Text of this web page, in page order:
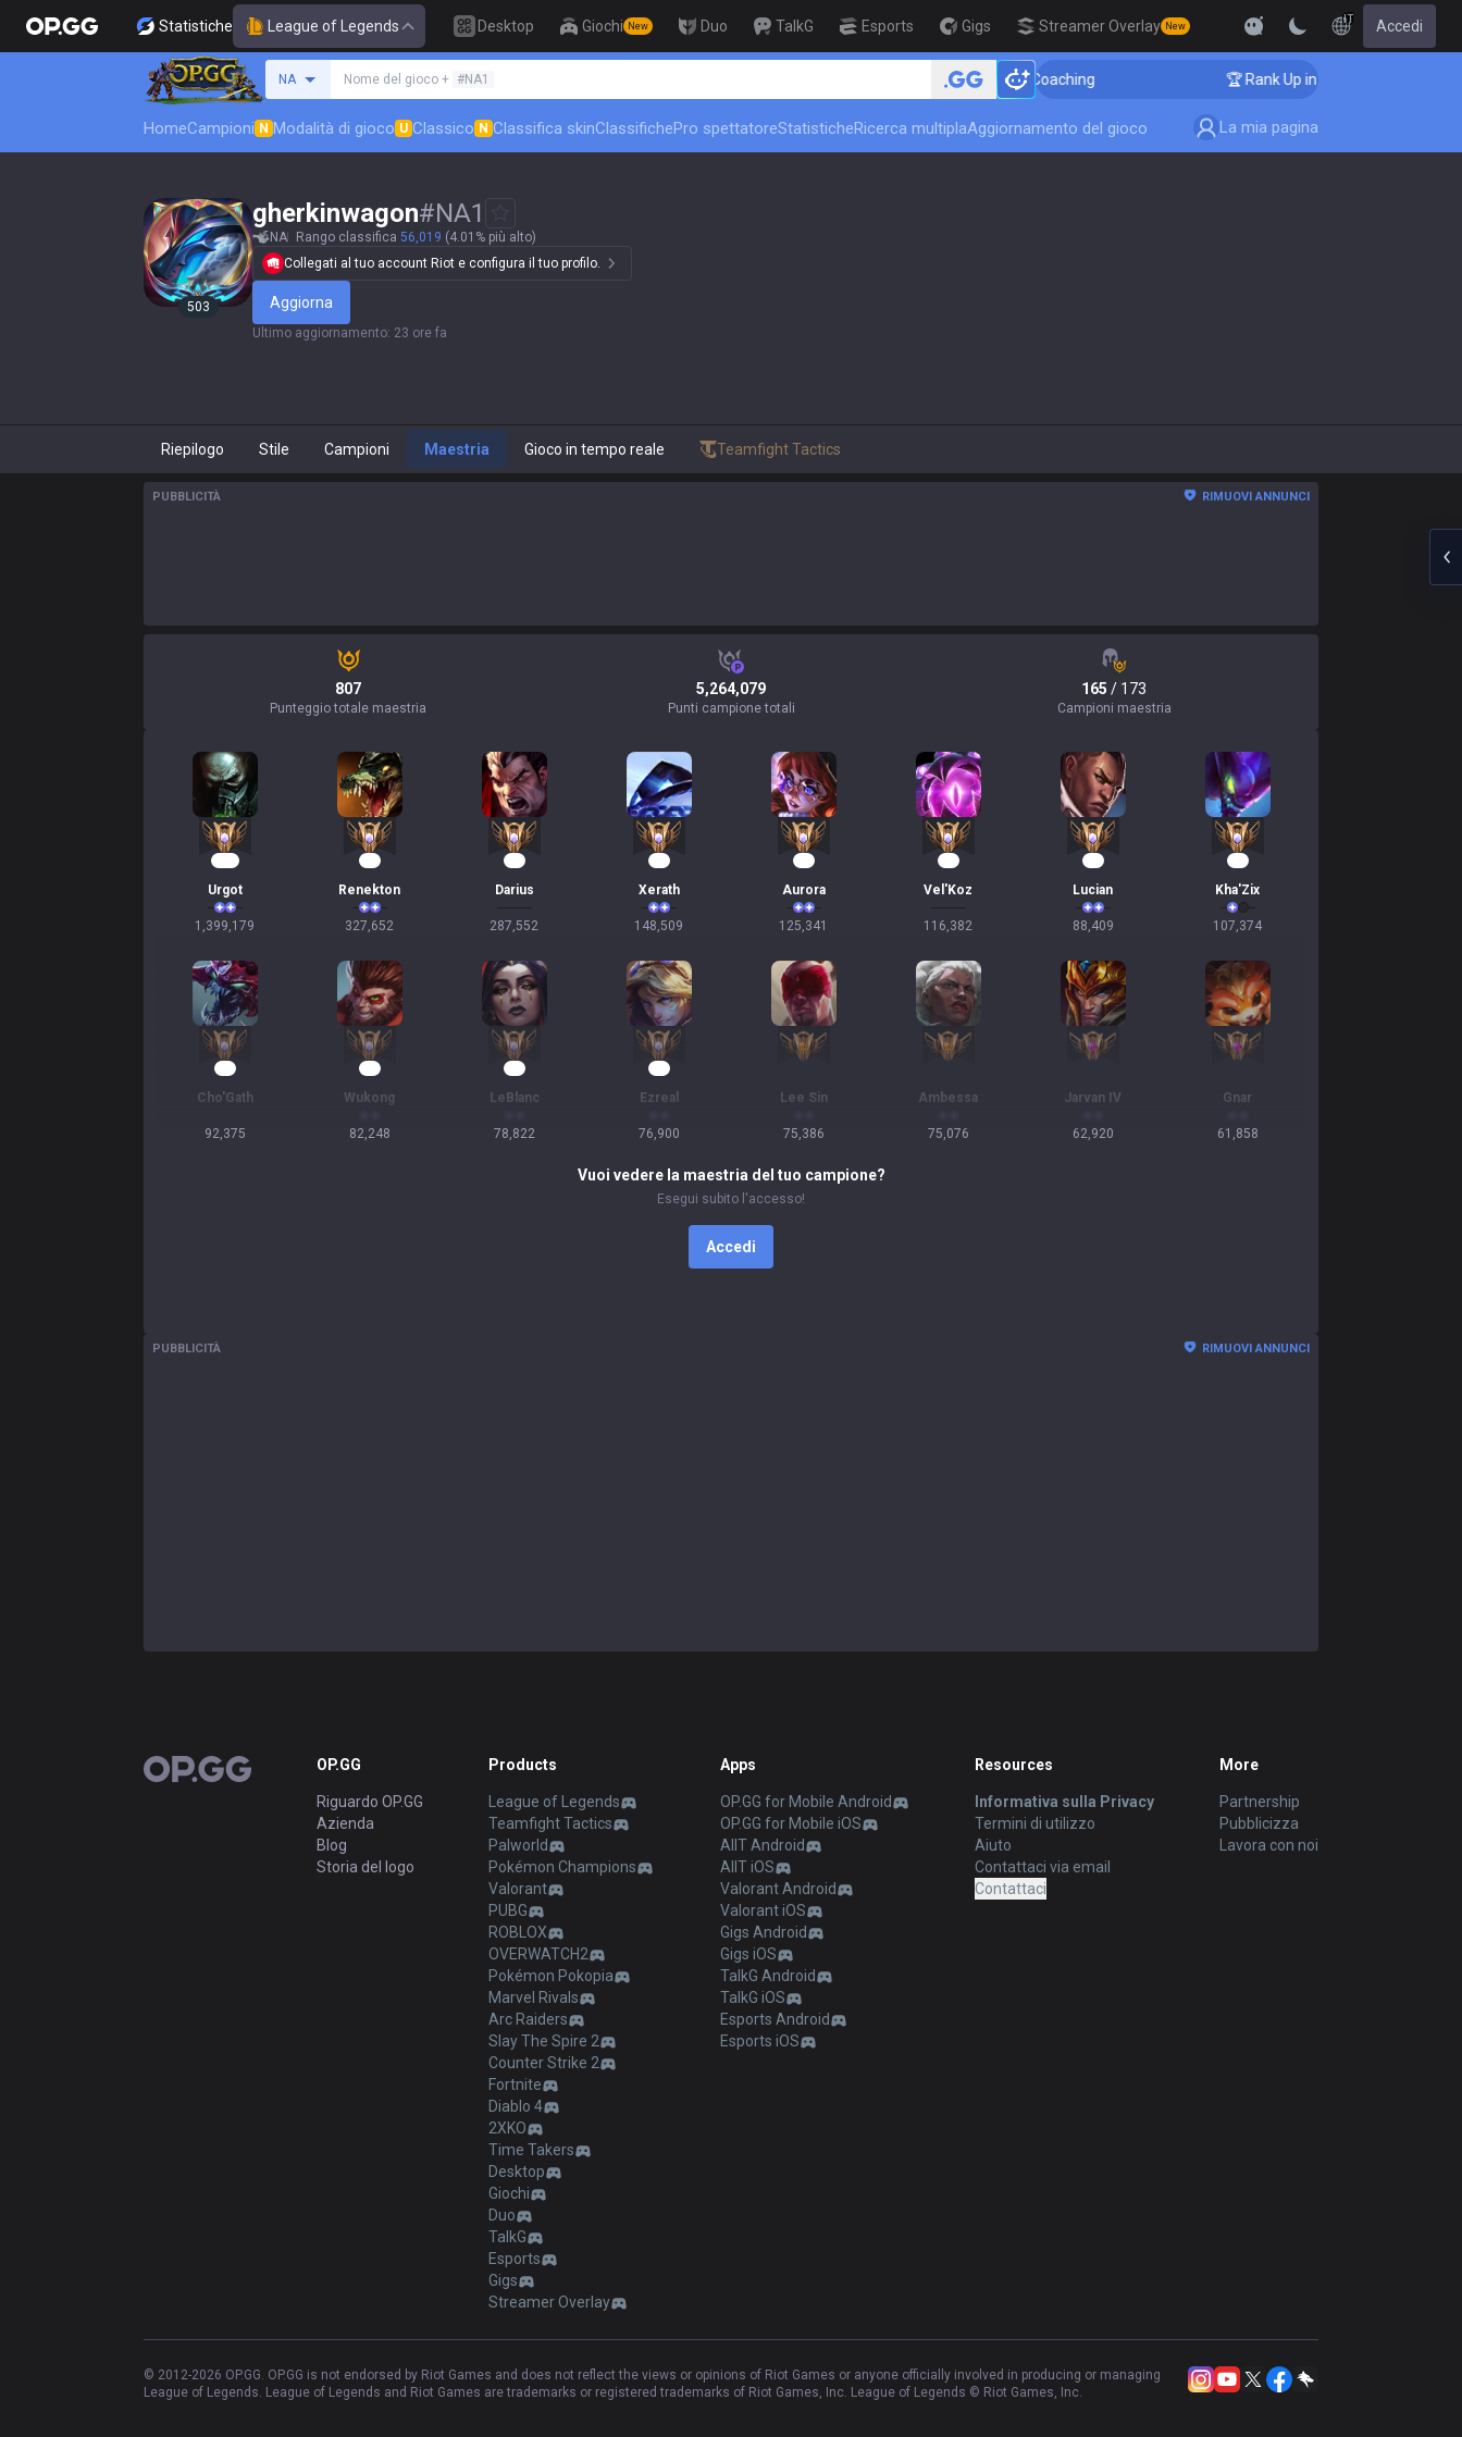
Statistiche League of Legends Desktop Giochi New Duo TalkG Esports Gigs Streamer Overlay New
IT Accedi
NA
Cerca un evocatore
Nome del gioco + #NA1 🏆 Rank Up in 3 Days! Challenger Coaching 🏆 Rank Up in 3 Days! Challenger
HomeCampioni N Modalità di gioco U Classico N Classifica skinClassifichePro spettatoreStatisticheRicerca multiplaAggiornamento del gioco La mia pagina
503
gherkinwagon#NA1
NA Rango classifica 56,019 (4.01% più alto)
Collegati al tuo account Riot e configura il tuo profilo.
Aggiorna
Ultimo aggiornamento: 23 ore fa
Riepilogo Stile Campioni Maestria Gioco in tempo reale Teamfight Tactics
PUBBLICITÀ RIMUOVI ANNUNCI
807
Punteggio totale maestria
5,264,079
Punti campione totali
165 / 173
Campioni maestria
130
Urgot
1,399,179
32
Renekton
327,652
29
Darius
287,552
16
Xerath
148,509
14
Aurora
125,341
11
Vel'Koz
116,382
11
Lucian
88,409
10
Kha'Zix
107,374
Cho'Gath
92,375
Wukong
82,248
LeBlanc
78,822
Ezreal
76,900
Lee Sin
75,386
Ambessa
75,076
Jarvan IV
62,920
Gnar
61,858
Vuoi vedere la maestria del tuo campione?
Esegui subito l'accesso!
Accedi
PUBBLICITÀ RIMUOVI ANNUNCI
OP.GG OP.GG
Riguardo OP.GG
Azienda
Blog
Storia del logo
Products
League of Legends
Teamfight Tactics
Palworld
Pokémon Champions
Valorant
PUBG
ROBLOX
OVERWATCH2
Pokémon Pokopia
Marvel Rivals
Arc Raiders
Slay The Spire 2
Counter Strike 2
Fortnite
Diablo 4
2XKO
Time Takers
Desktop
Giochi
Duo
TalkG
Esports
Gigs
Streamer Overlay
Apps
OP.GG for Mobile Android
OP.GG for Mobile iOS
AllT Android
AllT iOS
Valorant Android
Valorant iOS
Gigs Android
Gigs iOS
TalkG Android
TalkG iOS
Esports Android
Esports iOS
Resources
Informativa sulla Privacy
Termini di utilizzo
Aiuto
Contattaci via email
Contattaci
More
Partnership
Pubblicizza
Lavora con noi
© 2012-2026 OP.GG. OP.GG is not endorsed by Riot Games and does not reflect the views or opinions of Riot Games or anyone officially involved in producing or managing
League of Legends. League of Legends and Riot Games are trademarks or registered trademarks of Riot Games, Inc. League of Legends © Riot Games, Inc.